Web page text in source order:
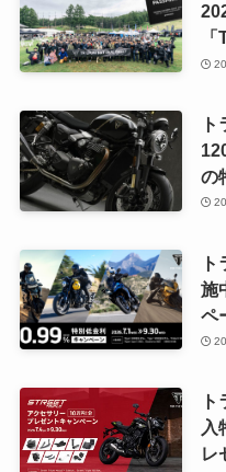
の
施
ペ
入
レ